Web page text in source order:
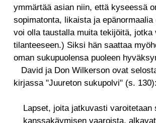
ymmärtää asian niin, että kyseessä
sopimatonta, likaista ja epänormaalia
voi olla taustalla muita tekijöitä, jotka
tilanteeseen.) Siksi hän saattaa
oman sukupuolensa puoleen
David ja Don Wilkerson ovat
kirjassa "Juureton sukupolvi" (s. 130):
Lapset, joita jatkuvasti varoitetaan
kanssakäymisen vaaroista,